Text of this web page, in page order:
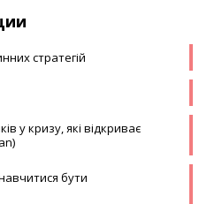
стратегій
у кризу, які відкриває
бути